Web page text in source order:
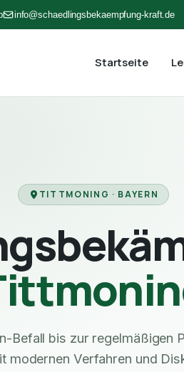
info@schaedlingsbekaempfung-kraft.de
Startseite
TITTMONING · BAYERN
Befall bis zur regelmäßigen
modernen Verfahren und